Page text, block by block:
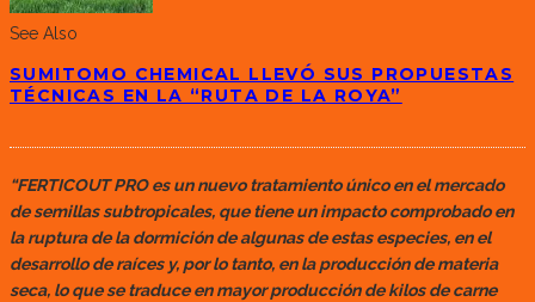
See Also
SUMITOMO CHEMICAL LLEVÓ SUS PROPUESTAS
TÉCNICAS EN LA “RUTA DE LA ROYA”
“FERTICOUT PRO es un nuevo tratamiento único en el mercado
de semillas subtropicales, que tiene un impacto comprobado en
la ruptura de la dormición de algunas de estas especies, en el
desarrollo de raíces y, por lo tanto, en la producción de materia
seca, lo que se traduce en mayor producción de kilos de carne